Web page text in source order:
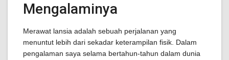
Mengalaminya
Merawat lansia adalah sebuah perjalanan yang
menuntut lebih dari sekadar keterampilan fisik. Dalam
pengalaman saya selama bertahun-tahun dalam dunia